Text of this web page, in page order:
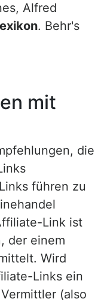
Alfred
. Behr's
mit
die
führen zu
Link ist
der einem
Wird
Links ein
(also